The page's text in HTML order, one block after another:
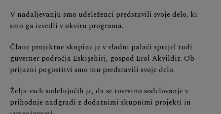
V nadaljevanju smo udeleženci predstavili svoje delo, ki
smo ga izvedli v okviru programa.
Člane projektne skupine je v vladni palači sprejel tudi
guverner področja Eskişehirj, gospod Erol Akyildiz. Ob
prijazni pogostitvi smo mu predstavili svoje delo.
Želja vseh sodelujočih je, da se tovrstno sodelovanje v
prihodnje nadgradi z dodatnimi skupnimi projekti in